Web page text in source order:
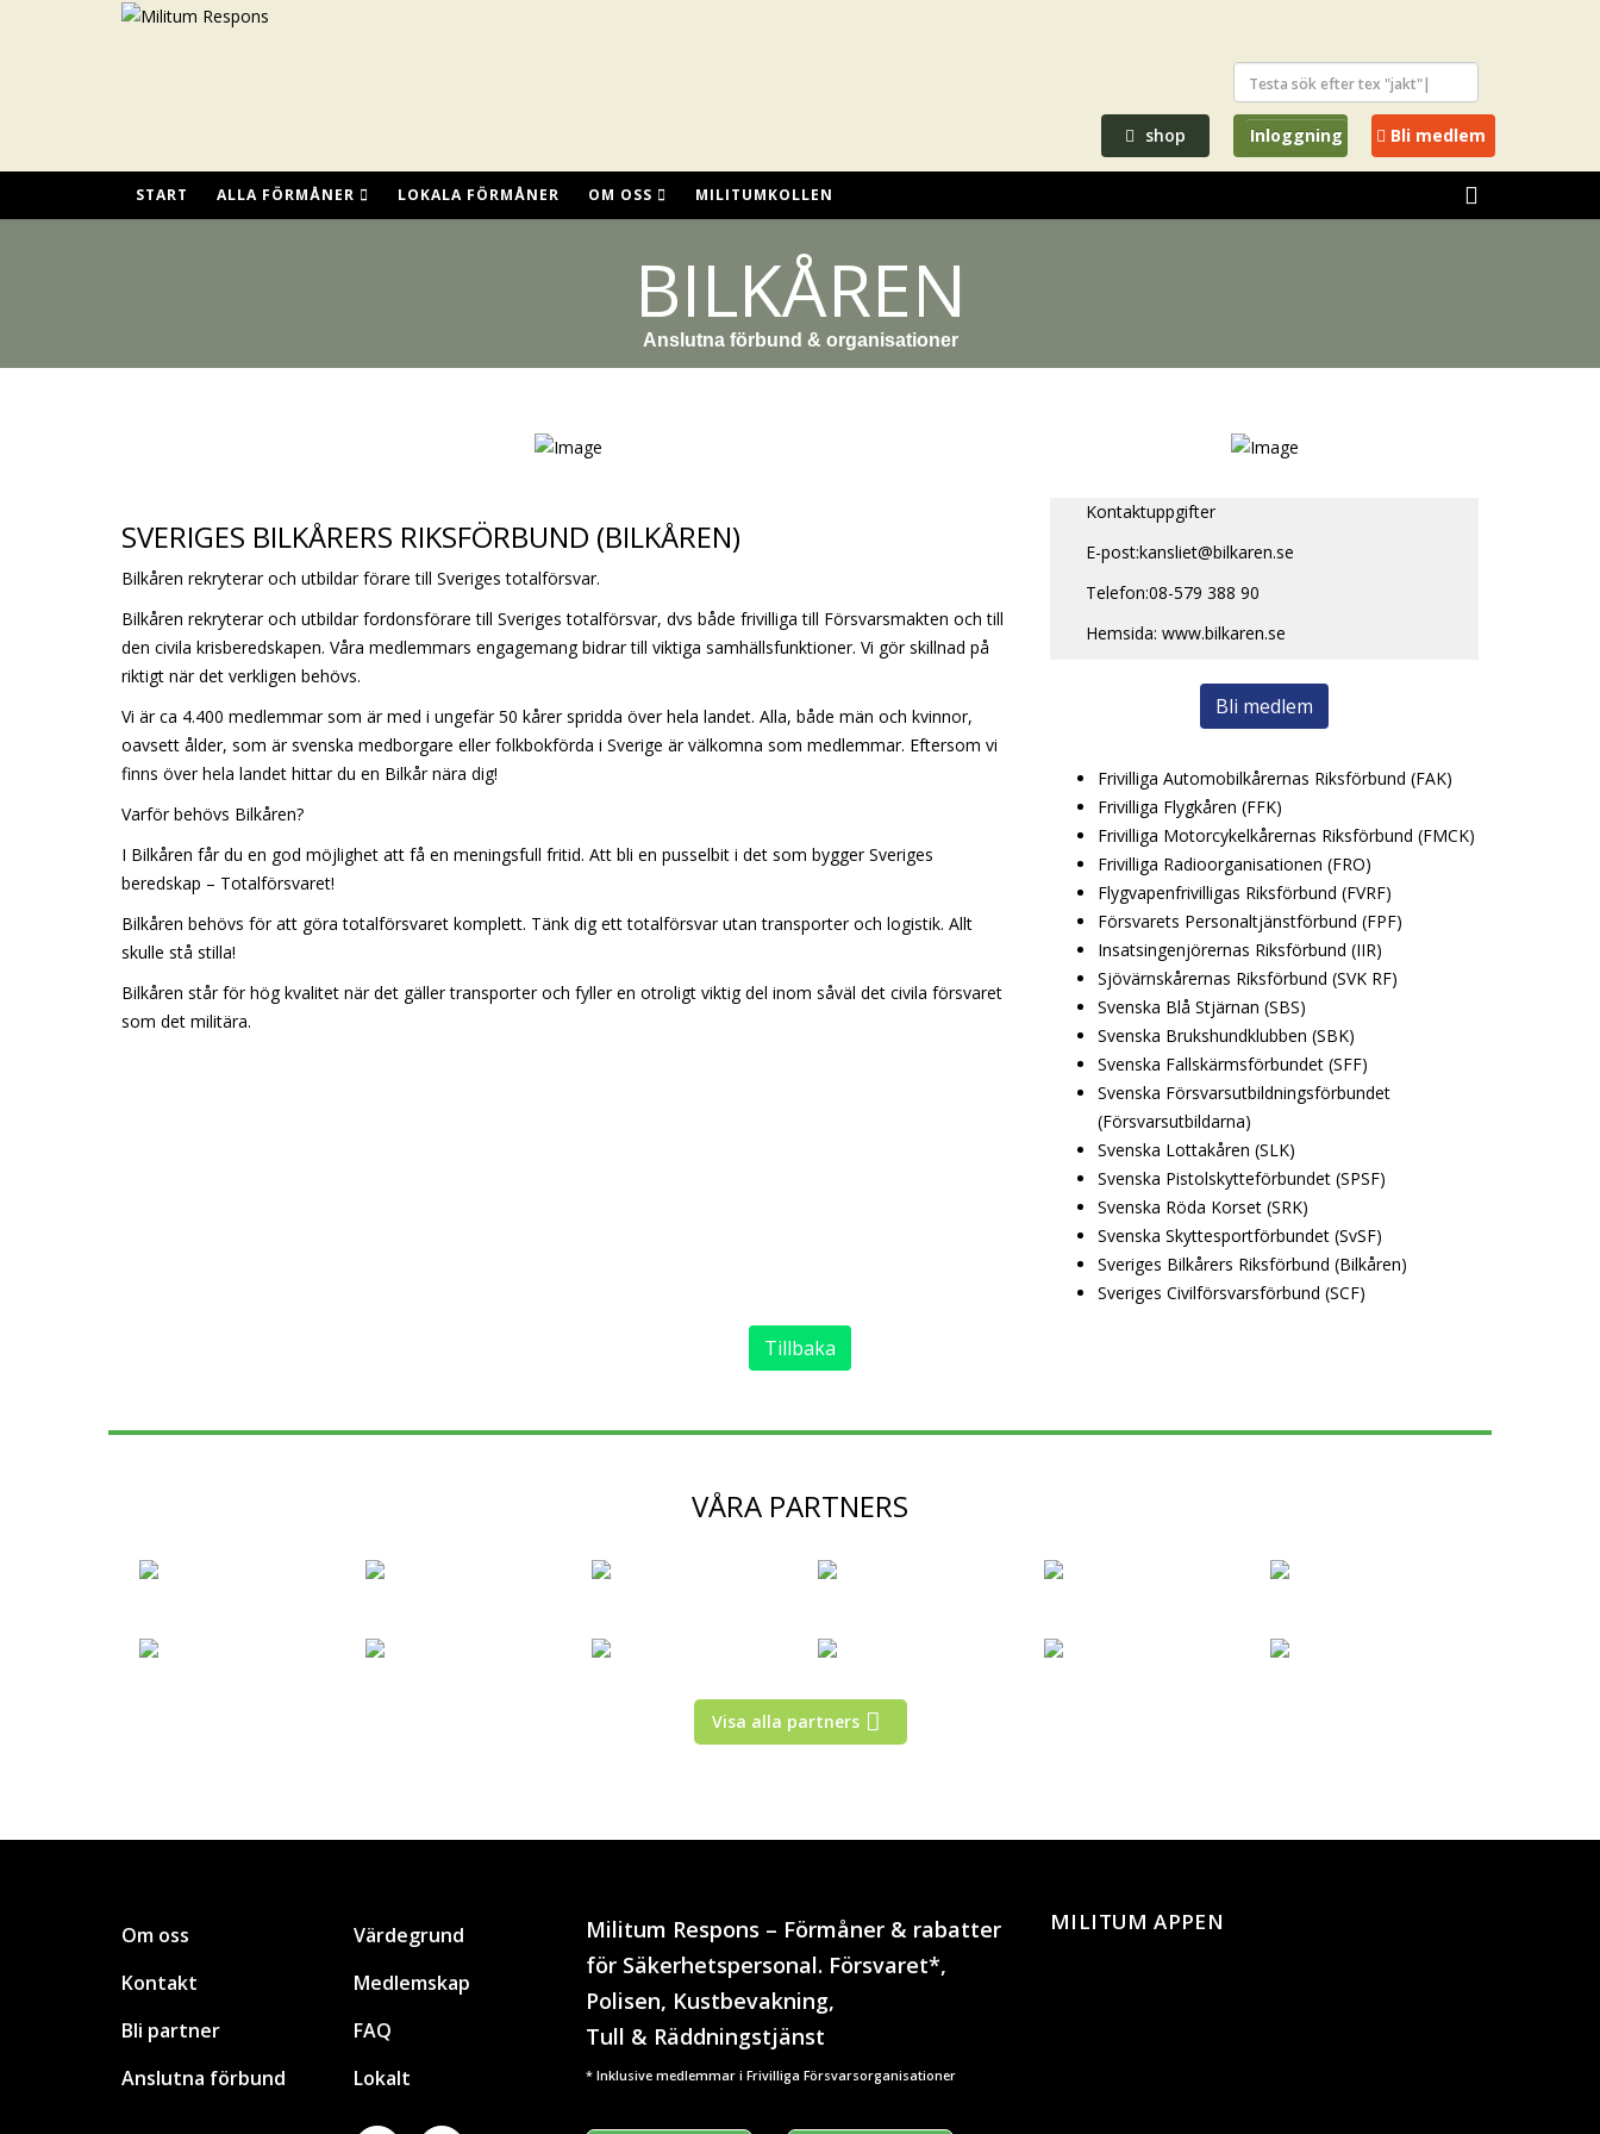
shop Inloggning Bli medlem
START ALLA FÖRMÅNER LOKALA FÖRMÅNER OM OSS MILITUMKOLLEN
BILKÅREN
Anslutna förbund & organisationer
SVERIGES BILKÅRERS RIKSFÖRBUND (BILKÅREN)
Bilkåren rekryterar och utbildar förare till Sveriges totalförsvar.
Bilkåren rekryterar och utbildar fordonsförare till Sveriges totalförsvar, dvs både frivilliga till Försvarsmakten och till
den civila krisberedskapen. Våra medlemmars engagemang bidrar till viktiga samhällsfunktioner. Vi gör skillnad på
riktigt när det verkligen behövs.
Vi är ca 4.400 medlemmar som är med i ungefär 50 kårer spridda över hela landet. Alla, både män och kvinnor,
oavsett ålder, som är svenska medborgare eller folkbokförda i Sverige är välkomna som medlemmar. Eftersom vi
finns över hela landet hittar du en Bilkår nära dig!
Varför behövs Bilkåren?
I Bilkåren får du en god möjlighet att få en meningsfull fritid. Att bli en pusselbit i det som bygger Sveriges
beredskap – Totalförsvaret!
Bilkåren behövs för att göra totalförsvaret komplett. Tänk dig ett totalförsvar utan transporter och logistik. Allt
skulle stå stilla!
Bilkåren står för hög kvalitet när det gäller transporter och fyller en otroligt viktig del inom såväl det civila försvaret
som det militära.
Kontaktuppgifter
E-post:kansliet@bilkaren.se
Telefon:08-579 388 90
Hemsida: www.bilkaren.se
Bli medlem
Frivilliga Automobilkårernas Riksförbund (FAK)
Frivilliga Flygkåren (FFK)
Frivilliga Motorcykelkårernas Riksförbund (FMCK)
Frivilliga Radioorganisationen (FRO)
Flygvapenfrivilligas Riksförbund (FVRF)
Försvarets Personaltjänstförbund (FPF)
Insatsingenjörernas Riksförbund (IIR)
Sjövärnskårernas Riksförbund (SVK RF)
Svenska Blå Stjärnan (SBS)
Svenska Brukshundklubben (SBK)
Svenska Fallskärmsförbundet (SFF)
Svenska Försvarsutbildningsförbundet
(Försvarsutbildarna)
Svenska Lottakåren (SLK)
Svenska Pistolskytteförbundet (SPSF)
Svenska Röda Korset (SRK)
Svenska Skyttesportförbundet (SvSF)
Sveriges Bilkårers Riksförbund (Bilkåren)
Sveriges Civilförsvarsförbund (SCF)
Tillbaka
VÅRA PARTNERS
Visa alla partners
Om oss
Kontakt
Bli partner
Anslutna förbund
Värdegrund
Medlemskap
FAQ
Lokalt
Militum Respons – Förmåner & rabatter
för Säkerhetspersonal. Försvaret*,
Polisen, Kustbevakning,
Tull & Räddningstjänst
* Inklusive medlemmar i Frivilliga Försvarsorganisationer
MILITUM APPEN